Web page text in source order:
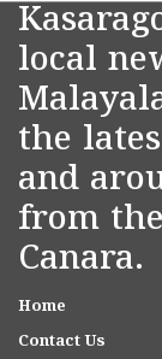
local
the
and
from
Canara.
Home
Contact Us